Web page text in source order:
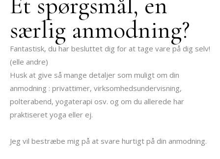
særlig anmodning?
Fantastisk, du har besluttet dig for at tage vare på dig selv!
(elle andre)
Husk at give så mange detaljer som muligt om din
anmodning : privattimer, virksomhedsundervisning,
polterabend, yogaterapi osv. og om du allerede har
praktiseret yoga eller ej.
Jeg vil bestræbe mig på at svare hurtigt på din anmodning.